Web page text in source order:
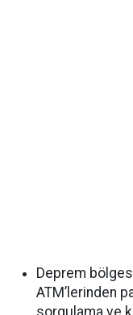
Deprem
ATM’lerinden
sorgulama ve